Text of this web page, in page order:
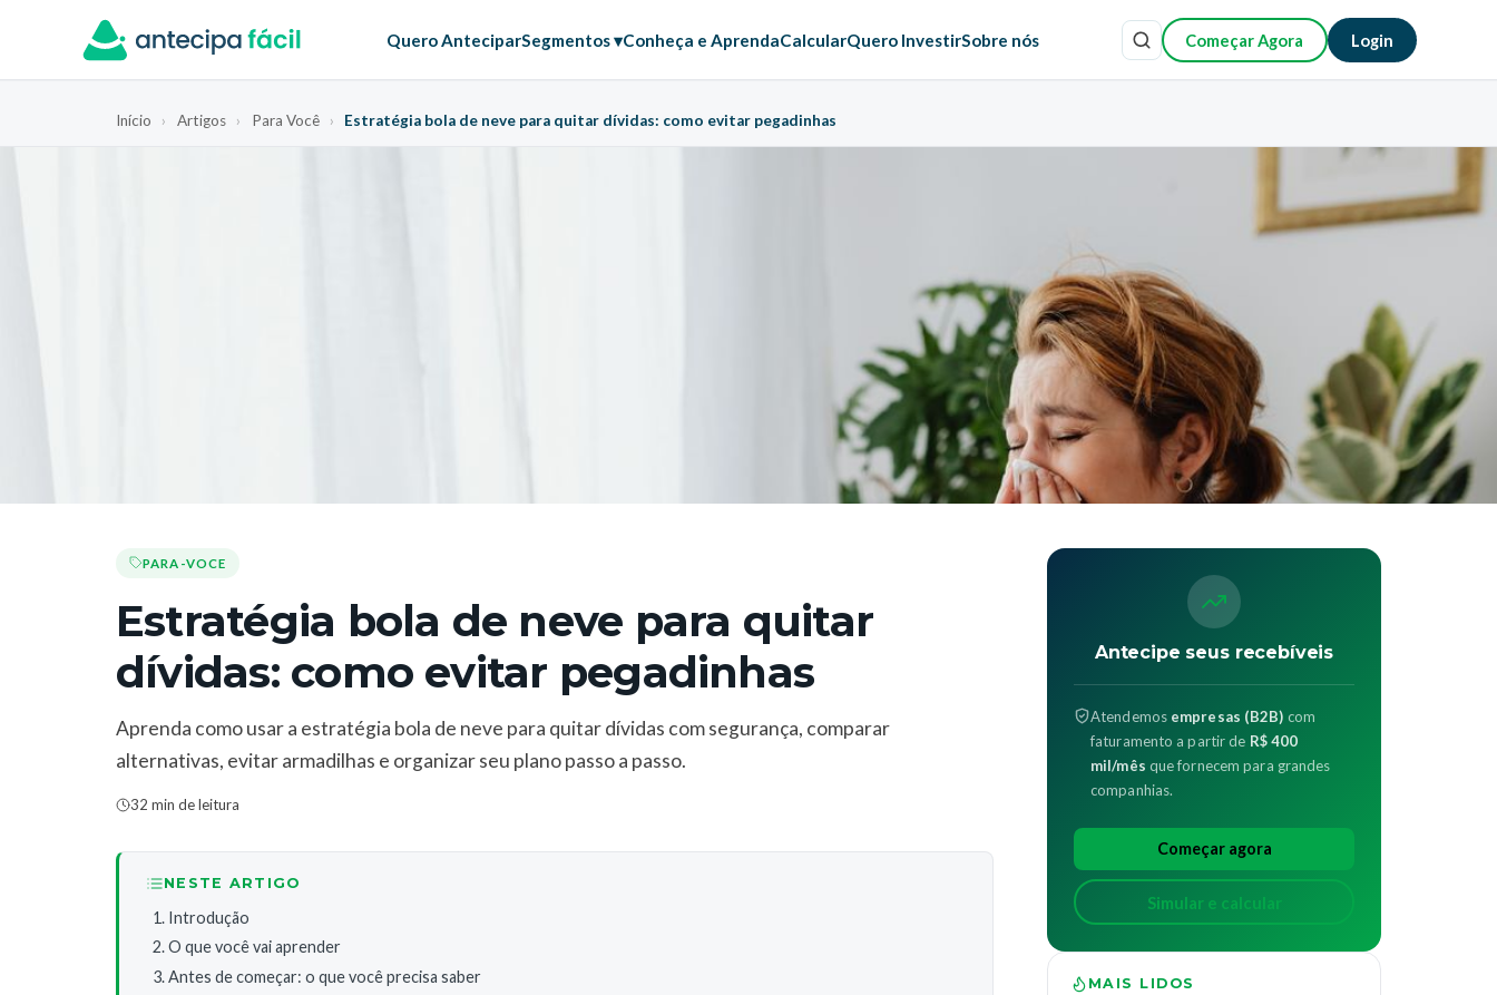
Quero AnteciparSegmentos ▾Conheça e AprendaCalcularQuero InvestirSobre nós Começar Agora Login
Início › Artigos › Para Você › Estratégia bola de neve para quitar dívidas: como evitar pegadinhas
PARA-VOCE
Estratégia bola de neve para quitar
dívidas: como evitar pegadinhas
Aprenda como usar a estratégia bola de neve para quitar dívidas com segurança, comparar
alternativas, evitar armadilhas e organizar seu plano passo a passo.
32 min de leitura
NESTE ARTIGO
Introdução
O que você vai aprender
Antes de começar: o que você precisa saber
Antecipe seus recebíveis
Atendemos empresas (B2B) com
faturamento a partir de R$ 400
mil/mês que fornecem para grandes
companhias.
Começar agora
Simular e calcular
MAIS LIDOS